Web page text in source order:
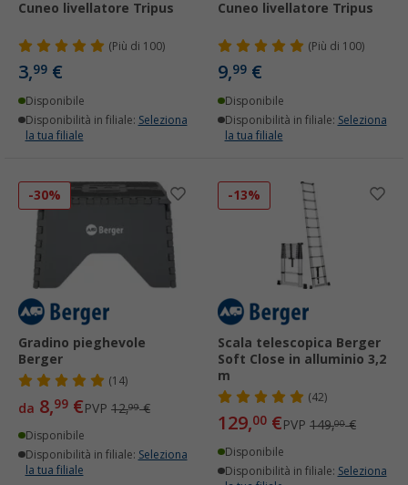
Cuneo livellatore Tripus
( Più di 100)
3,99 €
Disponibile
Disponibilità in filiale: Seleziona
la tua filiale
Cuneo livellatore Tripus
( Più di 100)
9,99 €
Disponibile
Disponibilità in filiale: Seleziona
la tua filiale
-30%
Gradino pieghevole
Berger
(14)
da 8,99 €PVP 12,99€
Disponibile
Disponibilità in filiale: Seleziona
la tua filiale
-13%
Scala telescopica Berger
Soft Close in alluminio 3,2
m
(42)
129,00 €PVP 149,00€
Disponibile
Disponibilità in filiale: Seleziona